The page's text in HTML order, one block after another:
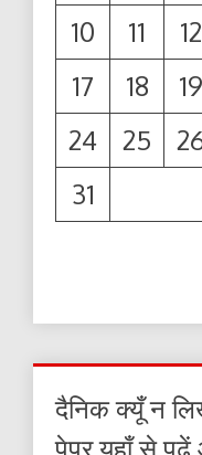
10 11 12
17
18 19
24
25
31
दैनिक क्यूँ न
पेपर यहाँ से